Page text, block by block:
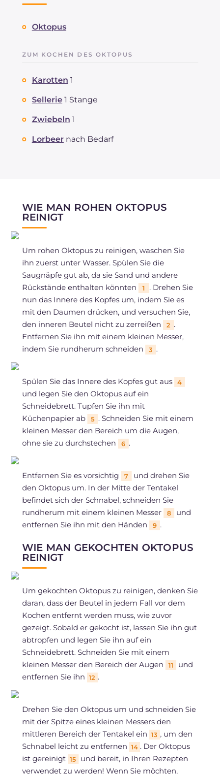
Oktopus
ZUM KOCHEN DES OKTOPUS
Karotten 1
Sellerie 1 Stange
Zwiebeln 1
Lorbeer nach Bedarf
WIE MAN ROHEN OKTOPUS
REINIGT
Um rohen Oktopus zu reinigen, waschen Sie
ihn zuerst unter Wasser. Spülen Sie die
Saugnäpfe gut ab, da sie Sand und andere
Rückstände enthalten könnten
1
. Drehen Sie
nun das Innere des Kopfes um, indem Sie es
mit den Daumen drücken, und versuchen Sie,
den inneren Beutel nicht zu zerreißen
2 .
Entfernen Sie ihn mit einem kleinen Messer,
indem Sie rundherum schneiden
3 .
Spülen Sie das Innere des Kopfes gut aus 4
und legen Sie den Oktopus auf ein
Schneidebrett. Tupfen Sie ihn mit
Küchenpapier ab
5 . Schneiden Sie mit einem
kleinen Messer den Bereich um die Augen,
ohne sie zu durchstechen
6 .
Entfernen Sie es vorsichtig 7
und drehen Sie
den Oktopus um. In der Mitte der Tentakel
befindet sich der Schnabel, schneiden Sie
rundherum mit einem kleinen Messer
8
und
entfernen Sie ihn mit den Händen
9 .
WIE MAN GEKOCHTEN OKTOPUS
REINIGT
Um gekochten Oktopus zu reinigen, denken Sie
daran, dass der Beutel in jedem Fall vor dem
Kochen entfernt werden muss, wie zuvor
gezeigt. Sobald er gekocht ist, lassen Sie ihn gut
abtropfen und legen Sie ihn auf ein
Schneidebrett. Schneiden Sie mit einem
kleinen Messer den Bereich der Augen
11
und
entfernen Sie ihn 12 .
Drehen Sie den Oktopus um und schneiden Sie
mit der Spitze eines kleinen Messers den
mittleren Bereich der Tentakel ein 13 , um den
Schnabel leicht zu entfernen 14 . Der Oktopus
ist gereinigt 15
und bereit, in Ihren Rezepten
verwendet zu werden! Wenn Sie möchten,